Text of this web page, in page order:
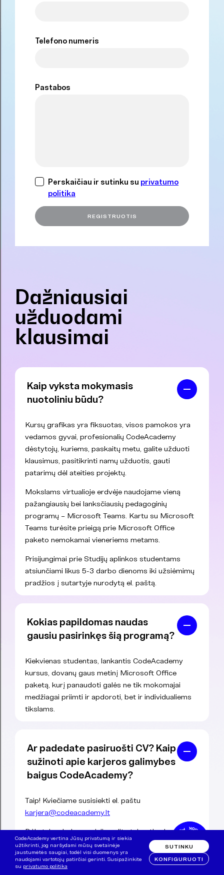
Telefono numeris
Pastabos
Perskaičiau ir sutinku su privatumo
politika
Dažniausiai
užduodami
klausimai
Kaip vyksta mokymasis
nuotoliniu būdu?
Kursų grafikas yra fiksuotas, visos pamokos yra
vedamos gyvai, profesionalių CodeAcademy
dėstytojų, kuriems, paskaitų metu, galite užduoti
klausimus, pasitikrinti namų užduotis, gauti
patarimų dėl ateities projektų.
Mokslams virtualioje erdvėje naudojame vieną
pažangiausių bei lanksčiausių pedagoginių
programų – Microsoft Teams. Kartu su Microsoft
Teams turėsite prieigą prie Microsoft Office
paketo nemokamai vieneriems metams.
Prisijungimai prie Studijų aplinkos studentams
atsiunčiami likus 5-3 darbo dienoms iki užsiėmimų
pradžios į sutartyje nurodytą el. paštą.
Kokias papildomas naudas
gausiu pasirinkęs šią programą?
Kiekvienas studentas, lankantis CodeAcademy
kursus, dovanų gaus metinį Microsoft Office
paketą, kurį panaudoti galės ne tik mokomajai
medžiagai priimti ir apdoroti, bet ir individualiems
tikslams.
Ar padedate pasiruošti CV? Kaip
sužinoti apie karjeros galimybes
baigus CodeAcademy?
Taip! Kviečiame susisiekti el. paštu
karjera@codeacademy.lt
Dėl atvirų darbo pozicijų galite teirautis el. paštu
karjera@codeacademy.lt.Mielai Jus nukreipsime į
įmones, kurios ieško specialistų. *Gavus pasiūlymą
negalime 100 % garantuoti, kad įmonė Jus įdarbins,
CodeAcademy vertina Jūsų privatumą ir siekia
užtikrinti, jog naršydami mūsų svetainėje
jaustumėtės saugiai, todėl visi duomenys yra
naudojami vartotojų patirčiai gerinti. Susipažinkite
su privatumo politika
SUTINKU
KONFIGURUOTI